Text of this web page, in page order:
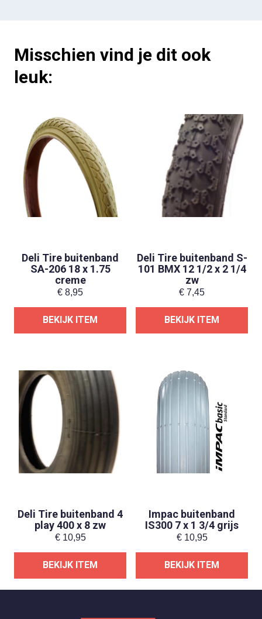
Misschien vind je dit ook
leuk:
Deli Tire buitenband
SA-206 18 x 1.75
creme
€ 8,95
BEKIJK ITEM
Deli Tire buitenband S-
101 BMX 12 1/2 x 2 1/4
zw
€ 7,45
BEKIJK ITEM
Deli Tire buitenband 4
play 400 x 8 zw
€10,95
BEKIJK ITEM
Impac buitenband
IS300 7 x 1 3/4 grijs
€10,95
BEKIJK ITEM